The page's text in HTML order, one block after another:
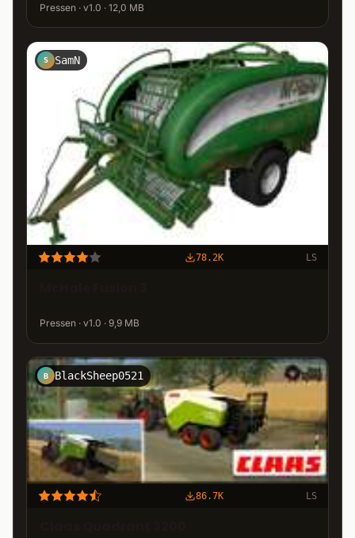
Pressen · v1.0 · 12,0 MB
S SamN
78.2K LS
Pressen · v1.0 · 9,9 MB
B BlackSheep0521
86.7K LS